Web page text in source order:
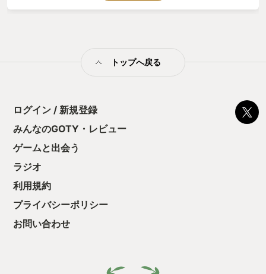
キスト！ 最初は「失踪した友人が作ったゲームらしい」という
なくなります！考察好きにはたまらない展開の連続です。 ・探
線がしっかりしていて、ほぼ詰まることなく探索を楽しめま
す。そして、ラストでは「そういうことだったのか！」とスッ
キリする部分もありつつ、さらに考察したくなる謎も残してく
れています。これがまたプレイ後に余韻を残してくれていて、
鬱で湿っぽい空気感が終始漂っています。 AI生成で作られた不
ほど…。ジャンプスケアに頼らない、本能的な恐怖が体験でき
ます。 【こんな人におすすめ！】 ・じわじわくる恐怖を体験し
たい人！ 急に驚かされるようなホラーではなく、心理的な怖さ
づけば物語の深みにハマっています。 ・断片的な情報をつなぎ
トップへ戻る
ログイン / 新規登録
みんなのGOTY・レビュー
ゲームと出会う
ラジオ
利用規約
プライバシーポリシー
お問い合わせ